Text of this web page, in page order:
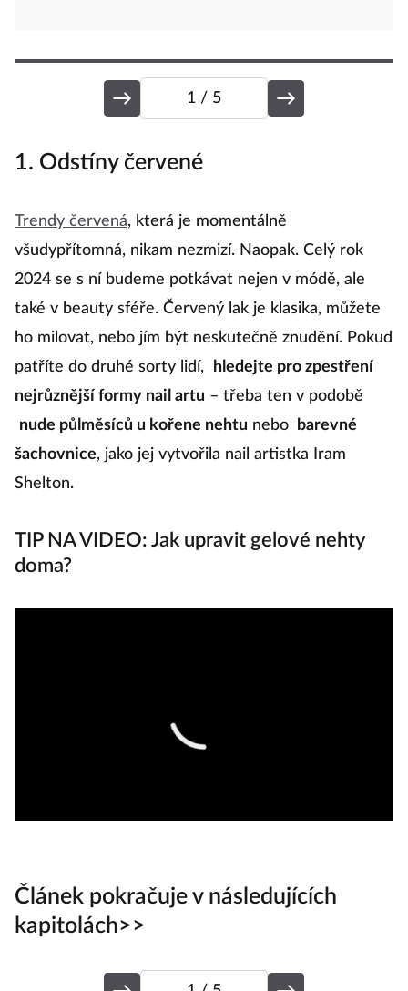
1 / 5
1. Odstíny červené
Trendy červená, která je momentálně
všudypřítomná, nikam nezmizí. Naopak. Celý rok
2024 se s ní budeme potkávat nejen v módě, ale
také v beauty sféře. Červený lak je klasika, můžete
ho milovat, nebo jím být neskutečně znudění. Pokud
patříte do druhé sorty lidí,
hledejte pro zpestření
nejrůznější formy nail artu – třeba ten v podobě
nude půlměsíců u kořene nehtu nebo
barevné
šachovnice, jako jej vytvořila nail artistka Iram
Shelton.
TIP NA VIDEO: Jak upravit gelové nehty
doma?
Článek pokračuje v následujících
kapitolách>>